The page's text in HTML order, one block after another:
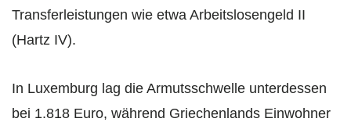
Transferleistungen wie etwa Arbeitslosengeld II
(Hartz IV).
In Luxemburg lag die Armutsschwelle unterdessen
bei 1.818 Euro, während Griechenlands Einwohner